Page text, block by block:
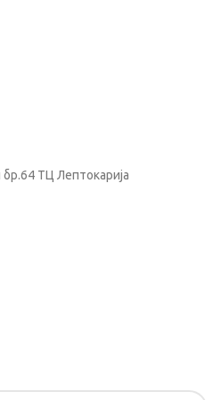
ТЦ Лептокарија